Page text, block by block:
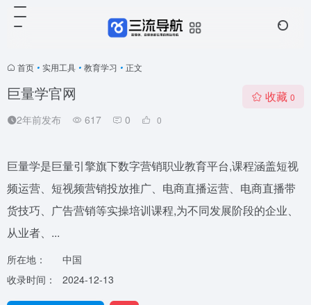
首页 • 实用工具 • 教育学习 • 正文
巨量学官网
2年前发布 617 0 0
收藏 0
巨量学是巨量引擎旗下数字营销职业教育平台,课程涵盖短视
频运营、短视频营销投放推广、电商直播运营、电商直播带
货技巧、广告营销等实操培训课程,为不同发展阶段的企业、
从业者、...
所在地：
中国
收录时间：
2024-12-13